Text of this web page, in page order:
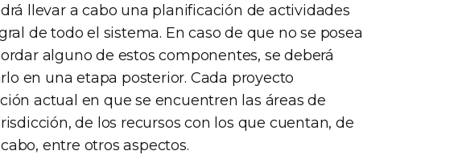
llevar a cabo una planificación de actividades
de todo el sistema. En caso de que no se posea
alguno de estos componentes, se deberá
en una etapa posterior. Cada proyecto
actual en que se encuentren las áreas de
de los recursos con los que cuentan, de
entre otros aspectos.